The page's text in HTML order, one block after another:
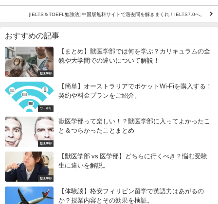
[IELTS＆TOEFL勉強法] 中国版無料サイトで過去問を解きまくれ！IELTS7.0へ。
おすすめの記事
獣医学部
【まとめ】獣医学部では何を学ぶ？カリキュラムの全
貌や大学間での違いについて解説！
ワーホリ
【簡単】オーストラリアでポケットWi-Fiを購入する！
契約や料金プランをご紹介。
獣医学部
獣医学部って楽しい！？獣医学部に入ってよかったこ
と＆つらかったことまとめ
獣医学部
【獣医学部 vs 医学部】どちらに行くべき？悩む受験
生に違いを解説。
【体験談】格安フィリピン留学で英語力はあがるの
か？授業内容とその効果を検証。